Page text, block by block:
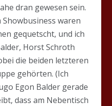
dran gewesen sein.
waren
gequetscht, und ich
Horst Schroth
die beiden letzteren
gehörten. (Ich
Egon Balder gerade
dass am Nebentisch